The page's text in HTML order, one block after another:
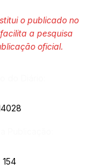
o publicado no
a pesquisa
oficial.
154